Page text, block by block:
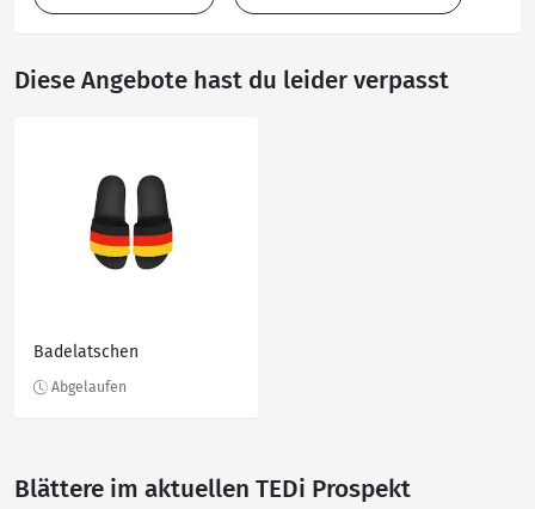
Diese Angebote hast du leider verpasst
Badelatschen
Blättere im aktuellen TEDi Prospekt